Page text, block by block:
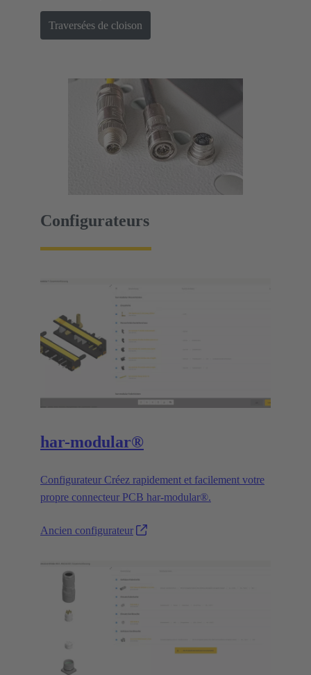
Traversées de cloison
Configurateurs
har-modular®
Configurateur Créez rapidement et facilement votre
propre connecteur PCB har-modular®.
Ancien configurateur